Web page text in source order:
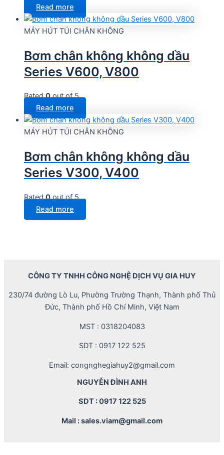
Read more
MÁY HÚT TÚI CHÂN KHÔNG
Bơm chân không không dầu
Series V600, V800
Rated0out of 5
Read more
MÁY HÚT TÚI CHÂN KHÔNG
Bơm chân không không dầu
Series V300, V400
Rated0out of 5
Read more
CÔNG TY TNHH CÔNG NGHỆ DỊCH VỤ GIA HUY
230/74 đường Lò Lu, Phường Trường Thạnh, Thành phố Thủ
Đức, Thành phố Hồ Chí Minh, Việt Nam
MST : 0318204083
SDT : 0917 122 525
Email: congnghegiahuy2@gmail.com
NGUYỄN ĐÌNH ANH
SDT : 0917 122 525
Mail : sales.viam@gmail.com